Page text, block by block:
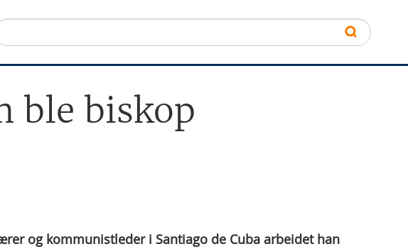
ble biskop
og kommunistleder i Santiago de Cuba arbeidet han